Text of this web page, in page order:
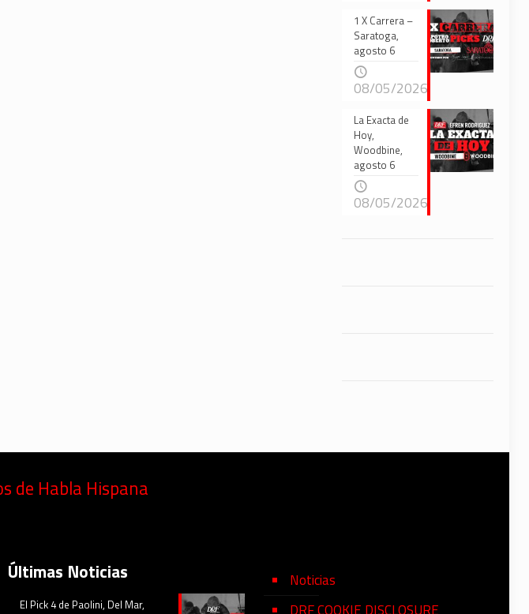
1 X Carrera –
Saratoga,
agosto 6
08/05/2026
La Exacta de
Hoy,
Woodbine,
agosto 6
08/05/2026
de Habla Hispana
Últimas Noticias
El Pick 4 de Paolini, Del Mar,
Noticias